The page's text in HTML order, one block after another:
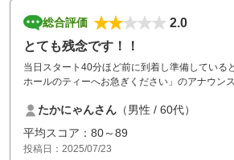
総合評価
2.0
とても残念です！！
当日スタート40分ほど前に到着し準備している
ホールのティーへお急ぎください」のアナウン
ーバッグが積まれているのです。マスター室前
事。そもそも何故スタートまで30分以上も前な
（その前の組がスタートするから？）であるな
は無く、そもそも「早い時間にスタートできま
たかにゃんさん （男性 / 60代）
平均スコア：80～89
投稿日：2025/07/23